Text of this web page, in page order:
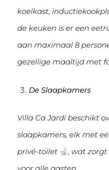
koelkast,
de keuken is er een
aan maximaal 8
gezellige maaltijd met
De Slaapkamers
Villa Ca Jardi beschikt
slaapkamers, elk met
privé-toilet
, wat